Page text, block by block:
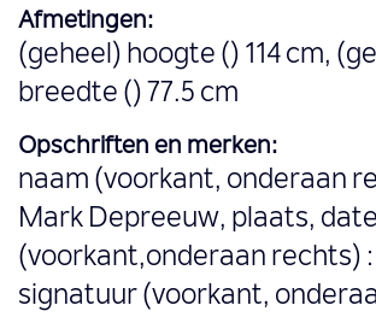
Afmetingen:
(geheel) hoogte () 114 cm,
breedte () 77.5 cm
Opschriften en merken:
naam (voorkant, onderaan
Mark Depreeuw, plaats,
(voorkant,onderaan rechts) :
signatuur (voorkant,